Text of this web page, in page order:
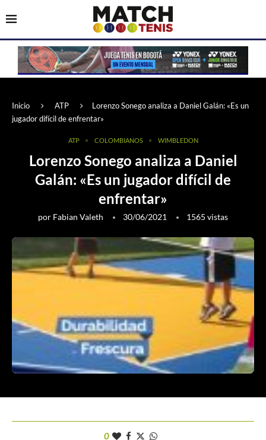
Inicio ATP
Lorenzo Sonego analiza a Daniel Galán: «Es un
jugador difícil de enfrentar»
ATP COLOMBIANOS WIMBLEDON
Lorenzo Sonego analiza a Daniel
Galán: «Es un jugador difícil de
enfrentar»
por Fabian Valeth 30/06/2021 1565 vistas
0